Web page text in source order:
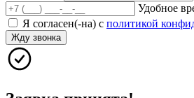
Удобное
Я согласен(-на) с политикой
Жду звонка